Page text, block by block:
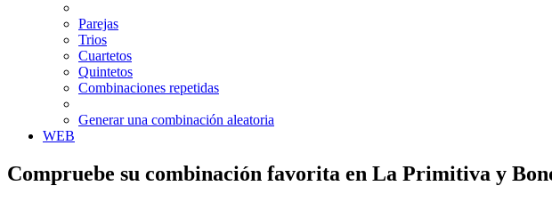
Parejas
Trios
Cuartetos
Quintetos
Combinaciones repetidas
Generar una combinación aleatoria
WEB
Compruebe su combinación favorita en La Primitiva y